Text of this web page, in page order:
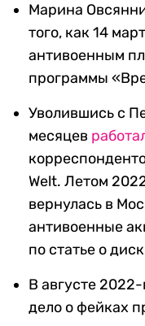
Марина
того, как 14
антивоенным
программы
Уволившись с
месяцев
Welt. Летом
вернулась в
антивоенные
по статье о
В августе
дело о фейках